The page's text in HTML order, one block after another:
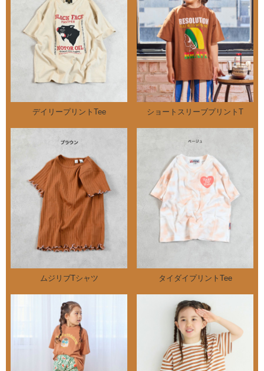
デイリープリントTee ショートスリーブプリントT
ムジリブTシャツ タイダイプリントTee